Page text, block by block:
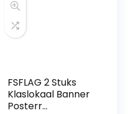
FSFLAG 2 Stuks
Klaslokaal Banner
Posterr